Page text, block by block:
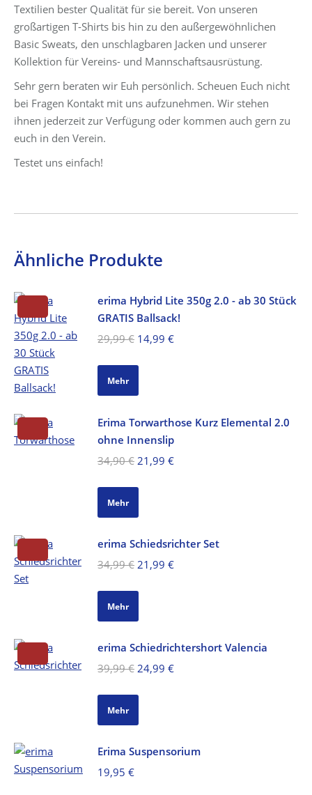
Textilien bester Qualität für sie bereit. Von unseren
großartigen T-Shirts bis hin zu den außergewöhnlichen
Basic Sweats, den unschlagbaren Jacken und unserer
Kollektion für Vereins- und Mannschaftsausrüstung.
Sehr gern beraten wir Euh persönlich. Scheuen Euch nicht
bei Fragen Kontakt mit uns aufzunehmen. Wir stehen
ihnen jederzeit zur Verfügung oder kommen auch gern zu
euch in den Verein.
Testet uns einfach!
Ähnliche Produkte
erima Hybrid Lite 350g 2.0 - ab 30 Stück
GRATIS Ballsack!
29,99€ Ursprünglicher
14,99 €Aktueller
Mehr
Erima Torwarthose Kurz Elemental 2.0
ohne Innenslip
34,90€ Ursprünglicher
21,99 €Aktueller
Mehr
erima Schiedsrichter Set
34,99€ Ursprünglicher
21,99 €Aktueller
Mehr
erima Schiedrichtershort Valencia
39,99€ Ursprünglicher
24,99 €Aktueller
Mehr
Erima Suspensorium
19,95 €